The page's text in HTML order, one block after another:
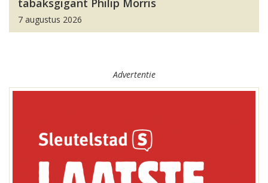
tabaksgigant Philip Morris
7 augustus 2026
Advertentie